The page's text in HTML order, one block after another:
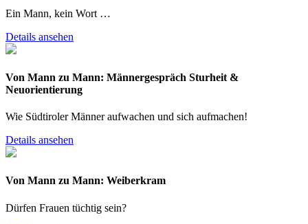
Ein Mann, kein Wort …
Details ansehen
Von Mann zu Mann: Männergespräch Sturheit &
Neuorientierung
Wie Südtiroler Männer aufwachen und sich aufmachen!
Details ansehen
Von Mann zu Mann: Weiberkram
Dürfen Frauen tüchtig sein?